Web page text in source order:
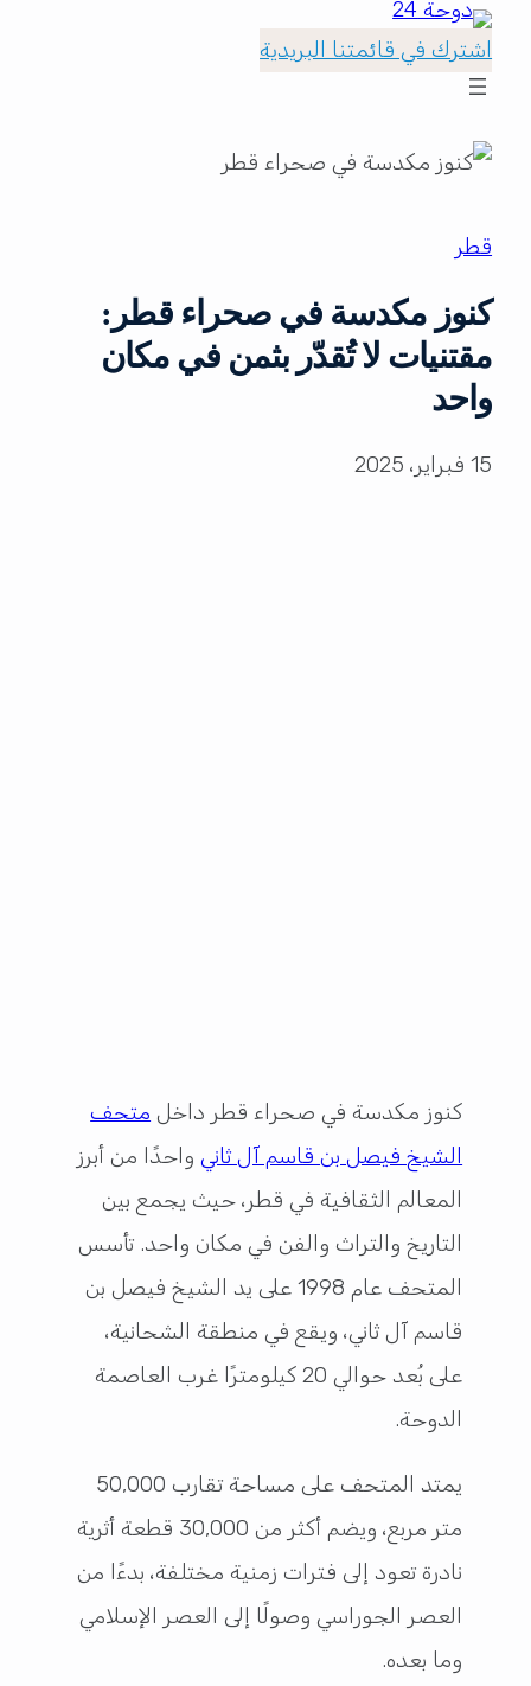
اشترك في قائمتنا البريدية
قطر
كنوز مكدسة في صحراء قطر:
مقتنيات لا تُقدّر بثمن في مكان
واحد
15 فبراير، 2025
كنوز مكدسة في صحراء قطر داخل متحف
الشيخ فيصل بن قاسم آل ثانيواحدًا من أبرز
المعالم الثقافية في قطر، حيث يجمع بين
التاريخ والتراث والفن في مكان واحد. تأسس
المتحف عام 1998 على يد الشيخ فيصل بن
قاسم آل ثاني، ويقع في منطقة الشحانية،
على بُعد حوالي 20 كيلومترًا غرب العاصمة
الدوحة.
يمتد المتحف على مساحة تقارب 50,000
متر مربع، ويضم أكثر من 30,000 قطعة أثرية
نادرة تعود إلى فترات زمنية مختلفة، بدءًا من
العصر الجوراسي وصولًا إلى العصر الإسلامي
وما بعده.